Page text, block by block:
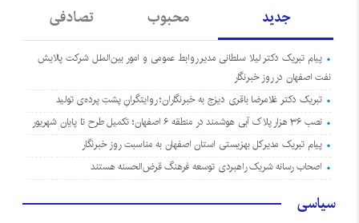
جدید محبوب تصادفی
پیام تبریک دکتر لیلا سلطانی مدیر روابط عمومی و امور بین‌الملل شرکت پالایش
نفت اصفهان در روز خبرنگار
تبریک دکتر غلامرضا باقری دیزج به خبرنگاران؛ روایتگرانِ پشتِ پرده‌ی تولید
نصب ۳۶ هزار پلاک آبی هوشمند در منطقه ۶ اصفهان؛ تکمیل طرح تا پایان شهریور
پیام تبریک مدیرکل بهزیستی استان اصفهان به مناسبت روز خبرنگار
اصحاب رسانه شریک راهبردی توسعه فرهنگ قرض‌الحسنه هستند
سیاسی